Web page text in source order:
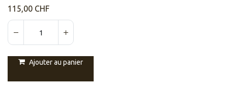
115,00 CHF
Ajouter au panier